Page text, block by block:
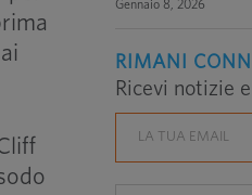
Gennaio 8, 2026
RIMANI
Ricevi notizie